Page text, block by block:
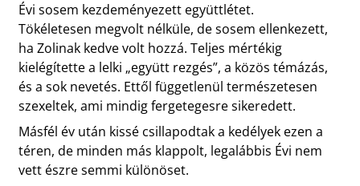
Évi sosem kezdeményezett együttlétet.
Tökéletesen megvolt nélküle, de sosem ellenkezett,
ha Zolinak kedve volt hozzá. Teljes mértékig
kielégítette a lelki „együtt rezgés”, a közös témázás,
és a sok nevetés. Ettől függetlenül természetesen
szexeltek, ami mindig fergetegesre sikeredett.
Másfél év után kissé csillapodtak a kedélyek ezen a
téren, de minden más klappolt, legalábbis Évi nem
vett észre semmi különöset.